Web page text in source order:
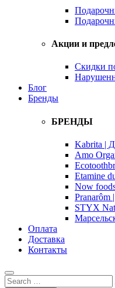
Акции и
Скидки
Блог
Бренды
БРЕНДЫ
Kabrita |
Amo
Etamine
Now
Pranarôm
STYX
Оплата
Доставка
Контакты